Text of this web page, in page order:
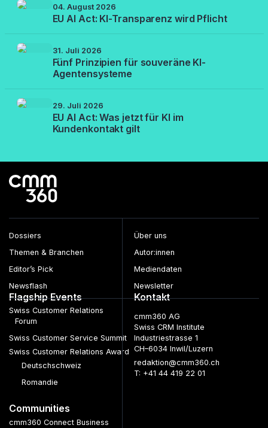
04. August 2026
EU AI Act: KI-Transparenz wird Pflicht
31. Juli 2026
Fünf Prinzipien für souveräne KI-
Agentensysteme
29. Juli 2026
EU AI Act: Was jetzt für KI im
Kundenkontakt gilt
Dossiers
Themen & Branchen
Editor’s Pick
Newsflash
Über uns
Autor:innen
Mediendaten
Newsletter
Flagship Events
Swiss Customer Relations
Forum
Swiss Customer Service Summit
Swiss Customer Relations Award
Deutschschweiz
Romandie
Communities
cmm360 Connect Business
Kontakt
cmm360 AG
Swiss CRM Institute
Industriestrasse 1
CH–6034 Inwil/Luzern
redaktion@cmm360.ch
T: +41 44 419 22 01